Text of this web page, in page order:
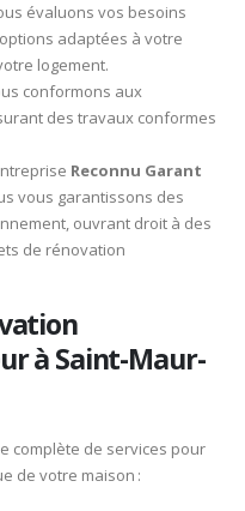
évaluons vos besoins
adaptées à votre
logement.​
conformons aux
des travaux conformes
Reconnu Garant
vous garantissons des
ouvrant droit à des
de rénovation
à Saint-Maur-
complète de services pour
de votre maison :​